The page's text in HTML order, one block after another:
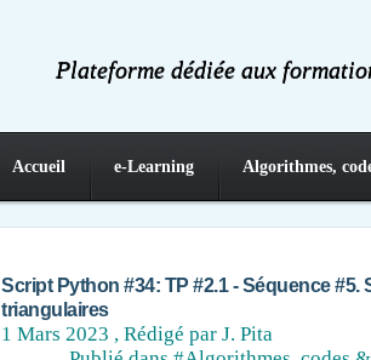
Plateforme dédiée aux
Accueil e-Learning Algorithmes,
Script Python #34: TP #2.1 - Séquence
triangulaires
1 Mars 2023 , Rédigé par J. Pita